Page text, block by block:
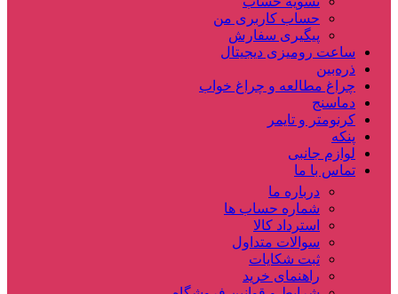
حساب کاربری من
پیگیری سفارش
ساعت‌ رومیزی دیجیتال
ذره‌بین‌
چراغ مطالعه و چراغ خواب
دماسنج‌
کرنومتر و تایمر
پنکه
لوازم جانبی
تماس با ما
درباره ما
شماره حساب ها
استرداد کالا
سوالات متداول
ثبت شکایات
راهنمای خرید